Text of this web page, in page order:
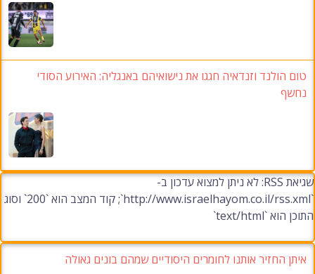
טום הולנד וזנדאיה חגגו את נישואיהם באנגליה: האירוע הסודי
נחשף
שגיאת RSS: לא ניתן למצוא עדכון ב-
`http://www.israelhayom.co.il/rss.xml`; קוד המצב הוא `200` וסוג
התוכן הוא `text/html`
איתן החזיר אותנו לחומרים היסודיים שמהם בונים גאולה